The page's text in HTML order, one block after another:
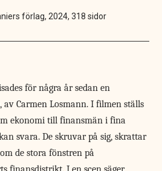
förlag, 2024, 318 sidor
för några år sedan en
, av Carmen Losmann. I filmen ställs
ekonomi till finansmän i fina
svara. De skruvar på sig, skrattar
de stora fönstren på